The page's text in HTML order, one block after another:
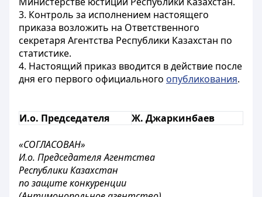
3. Контроль за исполнением настоящего
приказа возложить на Ответственного
секретаря Агентства Республики Казахстан по
статистике.
4. Настоящий приказ вводится в действие после
дня его первого официального опубликования.
И.о. Председателя Ж. Джаркинбаев
«СОГЛАСОВАН»
И.о. Председателя Агентства
Республики Казахстан
по защите конкуренции